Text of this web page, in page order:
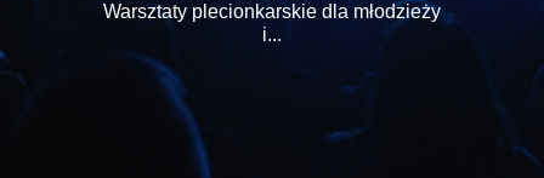
Warsztaty plecionkarskie dla młodzieży
i...